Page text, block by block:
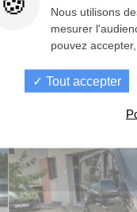
Nous utilisons
mesurer
pouvez
Tout accepter